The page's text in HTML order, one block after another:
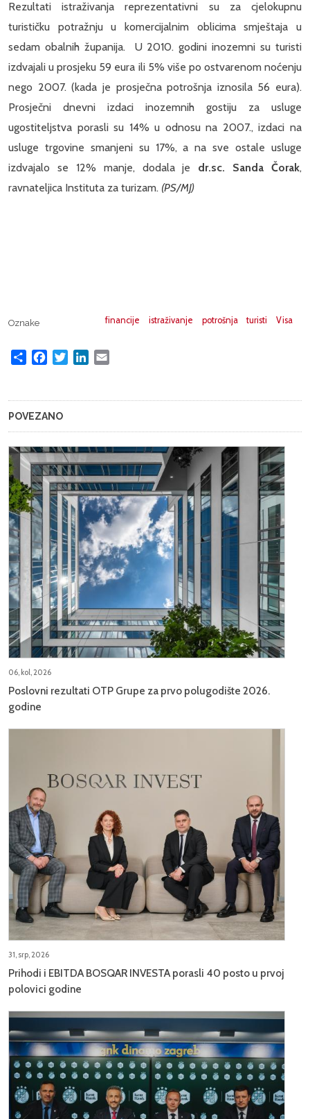
Rezultati istraživanja reprezentativni su za cjelokupnu
turističku potražnju u komercijalnim oblicima smještaja u
sedam obalnih županija. U 2010. godini inozemni su turisti
izdvajali u prosjeku 59 eura ili 5% više po ostvarenom noćenju
nego 2007. (kada je prosječna potrošnja iznosila 56 eura).
Prosječni dnevni izdaci inozemnih gostiju za usluge
ugostiteljstva porasli su 14% u odnosu na 2007., izdaci na
usluge trgovine smanjeni su 17%, a na sve ostale usluge
izdvajalo se 12% manje, dodala je dr.sc. Sanda Čorak,
ravnateljica Instituta za turizam. (PS/MJ)
Oznake financije istraživanje potrošnja turisti Visa
Share FacebookTwitterLinkedIn
POVEZANO
06, kol, 2026
Poslovni rezultati OTP Grupe za prvo polugodište 2026.
godine
31, srp, 2026
Prihodi i EBITDA BOSQAR INVESTA porasli 40 posto u prvoj
polovici godine